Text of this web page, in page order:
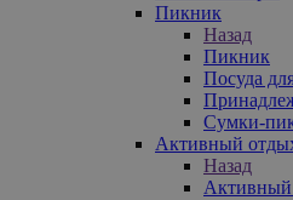
Пикник
Назад
Пикник
Посуда
Сумки-
Активный
Назад
Активный